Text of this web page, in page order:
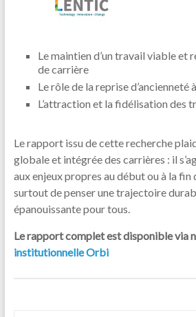
Le maintien d’un travail viable et
de carrière
Le rôle de la reprise d’ancienneté
L’attraction et la fidélisation des
Le rapport issu de cette recherche
globale et intégrée des carrières : il
aux enjeux propres au début ou à la fin
surtout de penser une trajectoire
épanouissante pour tous.
Le rapport complet est disponible via
institutionnelle Orbi